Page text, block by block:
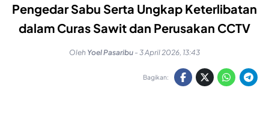
Pengedar Sabu Serta Ungkap Keterlibatan
dalam Curas Sawit dan Perusakan CCTV
Oleh Yoel Pasaribu - 3 April 2026, 13:43
Bagikan: